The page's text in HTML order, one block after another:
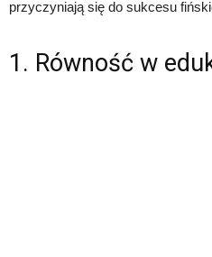
przyczyniają się do sukcesu
1. Równość w